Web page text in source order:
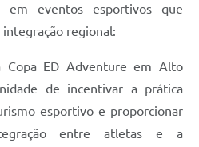
em eventos esportivos que
regional:
Copa ED Adventure em Alto
de incentivar a prática
esportivo e proporcionar
entre atletas e a